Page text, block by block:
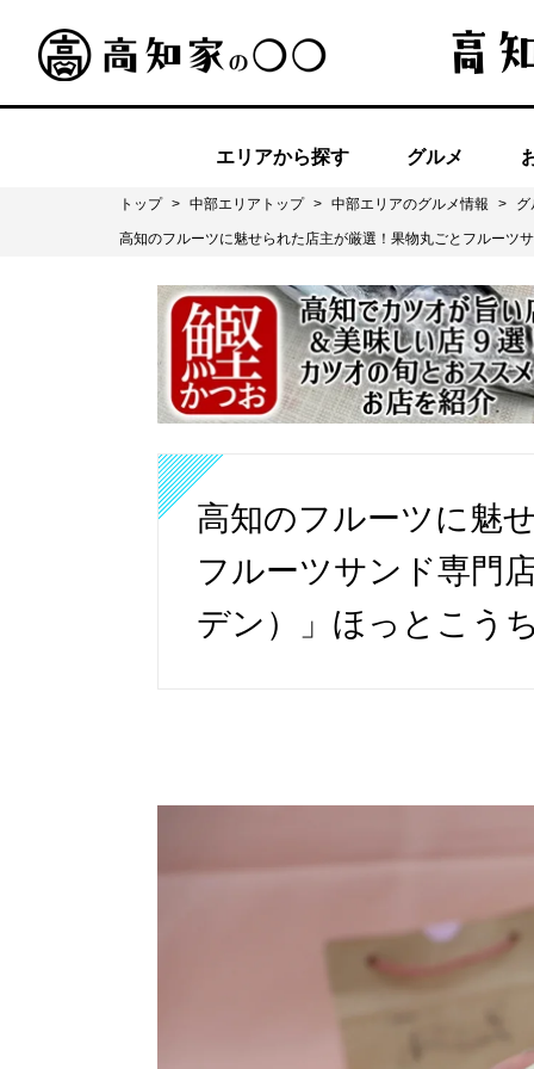
エリアから探す グルメ
トップ > 中部エリアトップ > 中部エリアのグルメ情報 > グ
高知のフルーツに魅せられた店主が厳選！果物丸ごとフルーツ
高知のフルーツに魅
フルーツサンド専門
デン）」ほっとこう